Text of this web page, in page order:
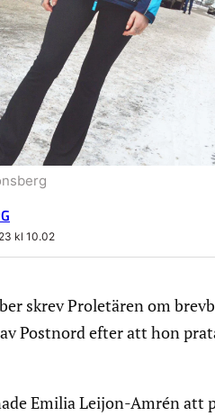
kl 10.02
skrev Proletären om
Postnord efter att hon
Emilia Leijon-Amrén att